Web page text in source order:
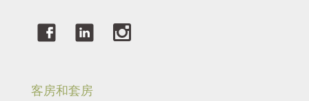
客房和套房